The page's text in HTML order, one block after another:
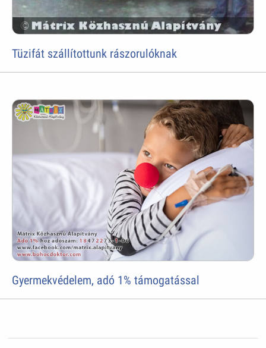
Tüzifát szállítottunk rászorulóknak
Gyermekvédelem, adó 1% támogatással